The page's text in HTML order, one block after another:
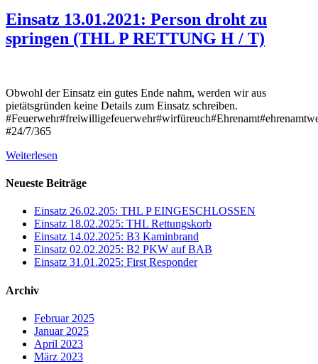
Einsatz 13.01.2021: Person droht zu
springen (THL P RETTUNG H / T)
Obwohl der Einsatz ein gutes Ende nahm, werden wir aus
pietätsgründen keine Details zum Einsatz schreiben.
#24/7/365
Weiterlesen
Neueste Beiträge
Einsatz 26.02.205: THL P EINGESCHLOSSEN
Einsatz 18.02.2025: THL Rettungskorb
Einsatz 14.02.2025: B3 Kaminbrand
Einsatz 02.02.2025: B2 PKW auf BAB
Einsatz 31.01.2025: First Responder
Archiv
Februar 2025
Januar 2025
April 2023
März 2023